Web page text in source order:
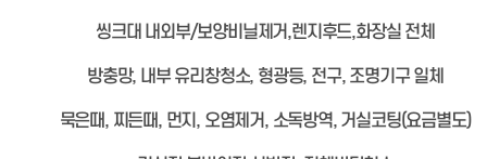
씽크대 내외부/보양비닐제거,렌지후드,화장실 전체
방충망, 내부 유리창청소, 형광등, 전구, 조명기구 일체
묵은때, 찌든때, 먼지, 오염제거, 소독방역, 거실코팅(요금별도)